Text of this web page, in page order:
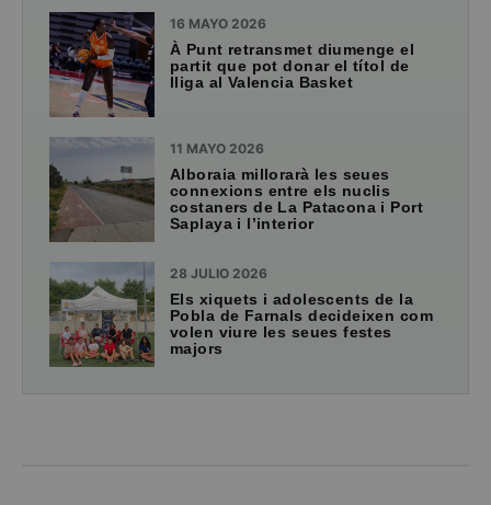
16 MAYO 2026
À Punt retransmet diumenge el
partit que pot donar el títol de
lliga al Valencia Basket
11 MAYO 2026
Alboraia millorarà les seues
connexions entre els nuclis
costaners de La Patacona i Port
Saplaya i l’interior
28 JULIO 2026
Els xiquets i adolescents de la
Pobla de Farnals decideixen com
volen viure les seues festes
majors